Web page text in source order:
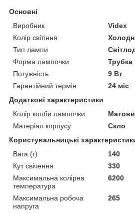
Основні
Виробник
Videx
Колір світіння
Тип лампи
Форма лампочки
Трубка
Потужність
9 Вт
Гарантійний термін
24 міс
Додаткові характеристики
Колір колби лампочки
Матеріал корпусу
Скло
Користувальницькі
Вага (г)
140
Кут свічення
330
Максимальна колірна
температура
6200
Максимальна робоча
напруга
265